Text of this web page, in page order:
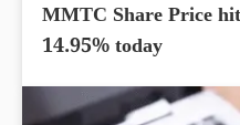
MMTC Share Price
14.95% today